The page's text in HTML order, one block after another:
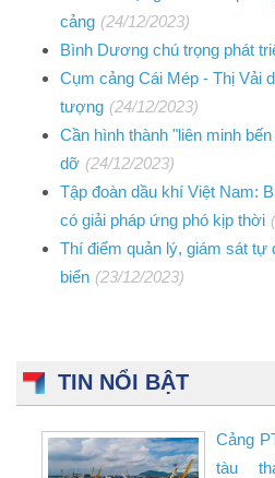
cảng (24/12/2023)
Bình Dương chú trọng phát
Cụm cảng Cái Mép - Thị Vải
tượng (24/12/2023)
Cần hình thành "liên minh
dỡ (24/12/2023)
Tập đoàn dầu khí Việt Nam:
có giải pháp ứng phó kịp thời
Thí điểm quản lý, giám sát tự
biển (23/12/2023)
TIN NỔI BẬT
Cảng
tàu